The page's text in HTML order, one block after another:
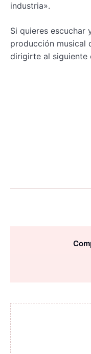
industria».
Si quieres escuchar
producción musical
dirigirte al siguiente